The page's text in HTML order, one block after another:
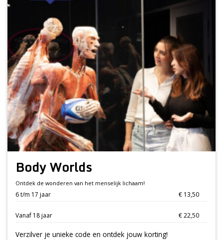
Body Worlds
Ontdek de wonderen van het menselijk lichaam!
6 t/m 17 jaar € 13,50
Vanaf 18 jaar € 22,50
Verzilver je unieke code en ontdek jouw korting!